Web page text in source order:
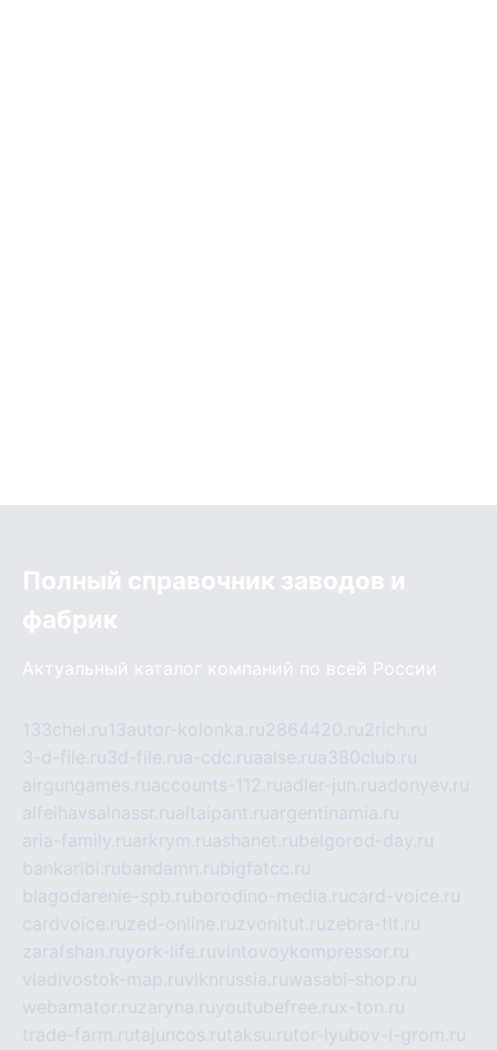
Полный справочник заводов и
фабрик
Актуальный каталог компаний по всей России
133chel.ru13autor-kolonka.ru2864420.ru2rich.ru
3-d-file.ru3d-file.rua-cdc.ruaalse.rua380club.ru
airgungames.ruaccounts-112.ruadler-jun.ruadonyev.ru
alfeihavsalnassr.rualtaipant.ruargentinamia.ru
aria-family.ruarkrym.ruashanet.rubelgorod-day.ru
bankaribi.rubandamn.rubigfatcc.ru
blagodarenie-spb.ruborodino-media.rucard-voice.ru
cardvoice.ruzed-online.ruzvonitut.ruzebra-tlt.ru
zarafshan.ruyork-life.ruvintovoykompressor.ru
vladivostok-map.ruvlknrussia.ruwasabi-shop.ru
webamator.ruzaryna.ruyoutubefree.rux-ton.ru
trade-farm.rutajuncos.rutaksu.rutor-lyubov-i-grom.ru